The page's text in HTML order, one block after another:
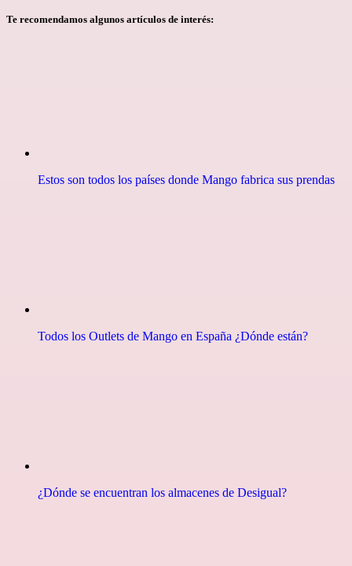
Te recomendamos algunos artículos de interés:
Estos son todos los países donde Mango fabrica sus prendas
Todos los Outlets de Mango en España ¿Dónde están?
¿Dónde se encuentran los almacenes de Desigual?